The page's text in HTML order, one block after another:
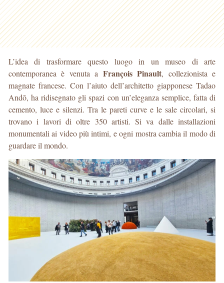
L’idea di trasformare questo luogo in un museo di arte
contemporanea è venuta a François Pinault, collezionista e
magnate francese. Con l’aiuto dell’architetto giapponese Tadao
Andō, ha ridisegnato gli spazi con un’eleganza semplice, fatta di
cemento, luce e silenzi. Tra le pareti curve e le sale circolari, si
trovano i lavori di oltre 350 artisti. Si va dalle installazioni
monumentali ai video più intimi, e ogni mostra cambia il modo di
guardare il mondo.